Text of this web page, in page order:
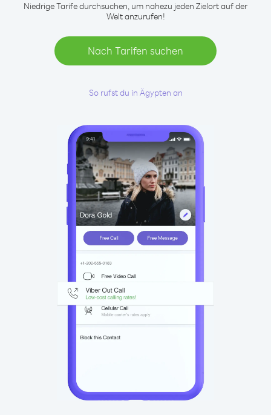
Niedrige Tarife durchsuchen, um nahezu jeden Zielort auf der
Welt anzurufen!
Nach Tarifen suchen
So rufst du in Ägypten an